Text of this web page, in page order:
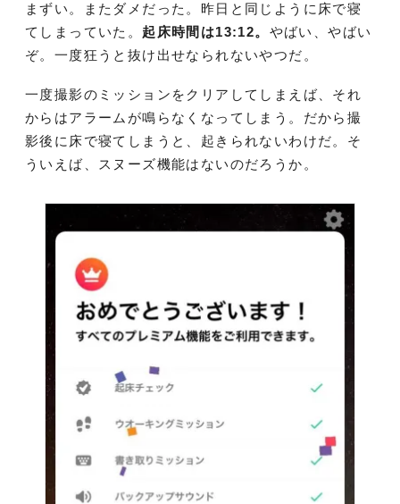
まずい。またダメだった。昨日と同じように床で寝
てしまっていた。 起床時間は13:12。 やばい、やばい
ぞ。一度狂うと抜け出せなられないやつだ。
一度撮影のミッションをクリアしてしまえば、それ
からはアラームが鳴らなくなってしまう。だから撮
影後に床で寝てしまうと、起きられないわけだ。そ
ういえば、スヌーズ機能はないのだろうか。